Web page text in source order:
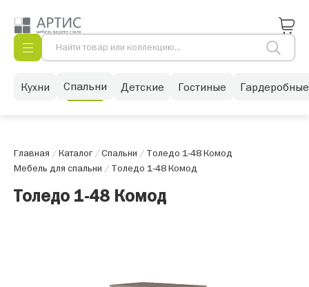
Кухни Спальни Детские Гостиные Гардеробные
Главная /Каталог/Спальни / Толедо 1-48 Комод
Мебель для спальни / Толедо 1-48 Комод
Толедо 1-48 Комод